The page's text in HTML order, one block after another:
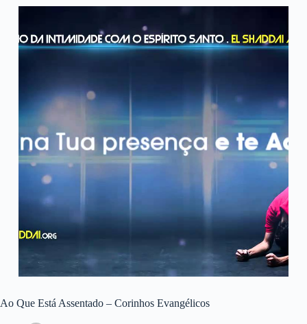
Ao Que Está Assentado – Corinhos Evangélicos